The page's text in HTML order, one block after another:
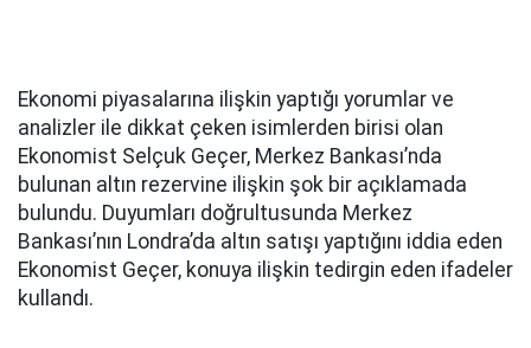
Ekonomi piyasalarına ilişkin yaptığı yorumlar ve
analizler ile dikkat çeken isimlerden birisi olan
Ekonomist Selçuk Geçer, Merkez Bankası’nda
bulunan altın rezervine ilişkin şok bir açıklamada
bulundu. Duyumları doğrultusunda Merkez
Bankası’nın Londra’da altın satışı yaptığını iddia eden
Ekonomist Geçer, konuya ilişkin tedirgin eden ifadeler
kullandı.